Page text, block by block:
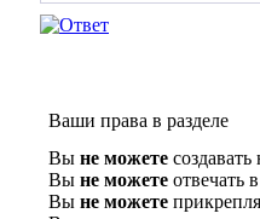
Ваши права в разделе
Вы не можете
Вы не можете отвечать
Вы не можете